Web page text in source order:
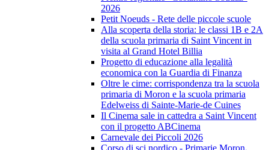
2026
Petit Noeuds - Rete delle piccole scuole
Alla scoperta della storia: le classi 1B e 2A
della scuola primaria di Saint Vincent in
visita al Grand Hotel Billia
Progetto di educazione alla legalità
economica con la Guardia di Finanza
Oltre le cime: corrispondenza tra la scuola
primaria di Moron e la scuola primaria
Edelweiss di Sainte-Marie-de Cuines
Il Cinema sale in cattedra a Saint Vincent
con il progetto ABCinema
Carnevale dei Piccoli 2026